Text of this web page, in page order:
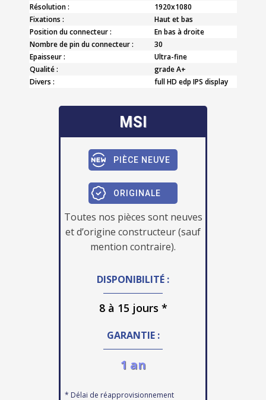
Résolution :
1920x1080
Fixations :
Haut et bas
Position du connecteur :
En bas à droite
Nombre de pin du connecteur :
30
Epaisseur :
Ultra-fine
Qualité :
grade A+
Divers :
full HD edp IPS display
MSI
PIÈCE NEUVE
ORIGINALE
Toutes nos pièces sont neuves
et d’origine constructeur (sauf
mention contraire).
DISPONIBILITÉ :
8 à 15 jours *
GARANTIE :
1 an
* Délai de réapprovisionnement